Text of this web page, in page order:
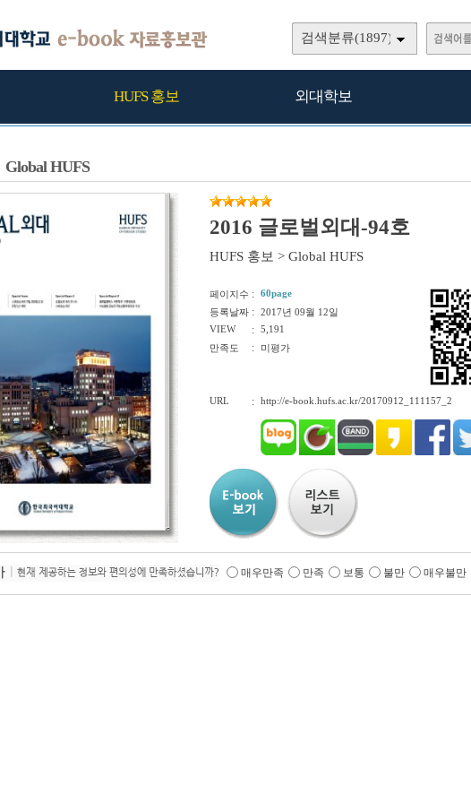
검색분류(1897)
HUFS 홍보 외대학보
Global HUFS
2016 글로벌외대-94호
HUFS 홍보 > Global HUFS
페이지수 :
60page
등록날짜 :
2017년 09월 12일
VIEW
:
5,191
만족도
: 미평가
URL : http://e-book.hufs.ac.kr/20170912_111157_2
매우만족 만족 보통 불만 매우불만